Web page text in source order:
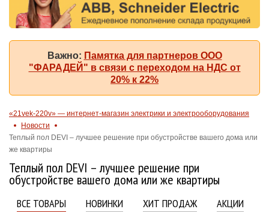
Важно: Памятка для партнеров ООО
"ФАРАДЕЙ" в связи с переходом на НДС от
20% к 22%
«21vek-220v» — интернет-магазин электрики и электрооборудования
Новости
Теплый пол DEVI – лучшее решение при обустройстве вашего дома или
же квартиры
Теплый пол DEVI – лучшее решение при
обустройстве вашего дома или же квартиры
ВСЕ ТОВАРЫ НОВИНКИ ХИТ ПРОДАЖ
АКЦИИ